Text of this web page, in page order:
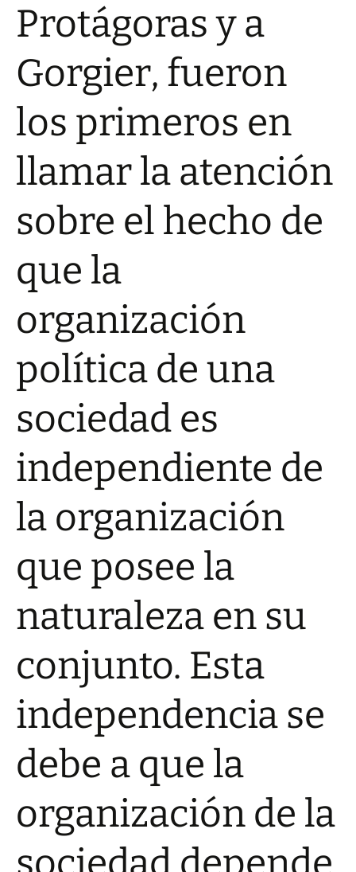
Protágoras y a
Gorgier, fueron
los primeros en
llamar la atención
sobre el hecho de
que la
organización
política de una
sociedad es
independiente de
la organización
que posee la
naturaleza en su
conjunto. Esta
independencia se
debe a que la
organización de la